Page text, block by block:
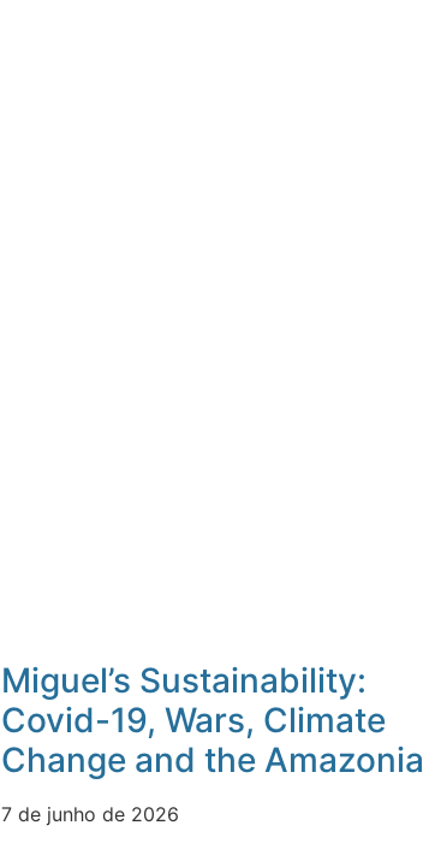
Miguel’s Sustainability:
Covid-19, Wars, Climate
Change and the Amazonia
7 de junho de 2026